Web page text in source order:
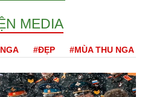
MEDIA
#ĐẸP #MÙA THU NGA